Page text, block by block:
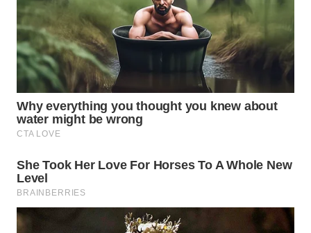
TENGAH
WN DELI
SERDANG
WN
TEBING
TINGGI
WN
PAKPAK